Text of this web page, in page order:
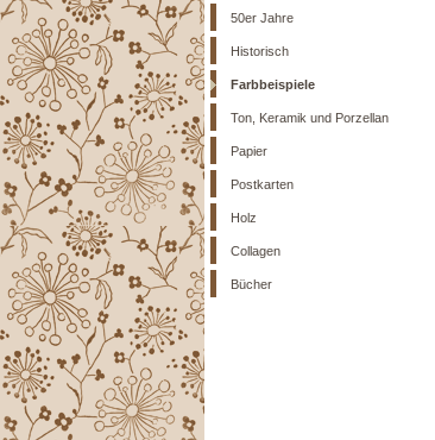
50er Jahre
Historisch
Farbbeispiele
Ton, Keramik und Porzellan
Papier
Postkarten
Holz
Collagen
Bücher